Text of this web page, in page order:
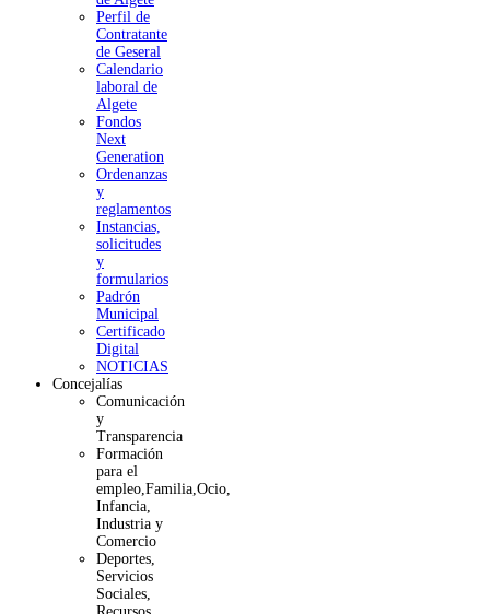
Perfil de
Contratante
de Geseral
Calendario
laboral de
Algete
Fondos
Next
Generation
Ordenanzas
y
reglamentos
Instancias,
solicitudes
y
formularios
Padrón
Municipal
Certificado
Digital
NOTICIAS
Concejalías
Comunicación
y
Transparencia
Formación
para el
empleo,Familia,Ocio,
Infancia,
Industria y
Comercio
Deportes,
Servicios
Sociales,